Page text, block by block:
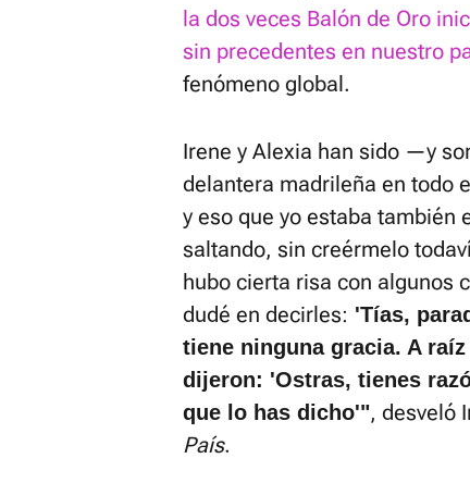
la dos veces Balón de Oro
sin precedentes en nuestro
fenómeno global.
Irene y Alexia han sido —y
delantera madrileña en todo
y eso que yo estaba también
saltando, sin creérmelo
hubo cierta risa con algunos
dudé en decirles: 'Tías,
tiene ninguna gracia. A
dijeron: 'Ostras, tienes
que lo has dicho'", desveló
País.